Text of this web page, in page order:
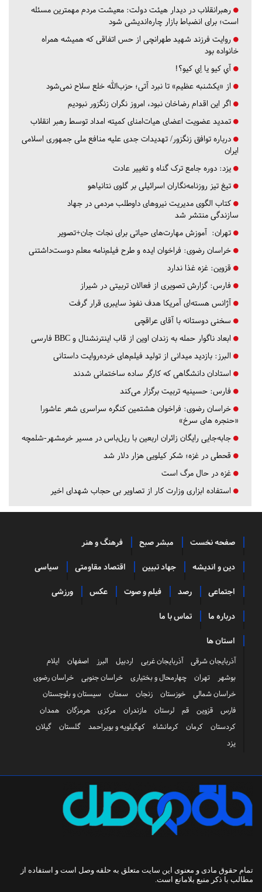
رهبرانقلاب در دیدار هیئت دولت: معیشت مردم مهمترین مسئله
است؛ برای انضباط بازار چاره‌اندیشی شود
روایت فرزند شهید طهرانچی از حس اتفاقی که همیشه همراه
خانواده بود
آي كيو يا اِي كيو؟!
از «یکشنبه عظیم» تا نبرد آتی؛ حزب‌الله خلع سلاح نمی‌شود
اگر این اقدام رضاخان نبود، امروز نگران زنگزور نبودیم
تمدید عضویت اعضای هیات‌امنای کمیته امداد توسط رهبر انقلاب
درباره توافق زنگزور/ تهدیدات جدی علیه منافع ملی جمهوری اسلامی
ایران
یزد: دوره جامع ترک گناه و تغییر عادت
تیغ تیز روزنامه‌نگاران اسرائیلی بر گلوی نتانیاهو
کتاب الگوی مدیریت نیروهای داوطلب مردمی در جهاد
سازندگی منتشر شد
تهران: آموزش مهارت‌های حیاتی برای نجات جان+تصویر
خراسان رضوی: فراخوان ایده و طرح فیلم‌نامه معلم دوست‌داشتنی
قزوین: غزه غذا ندارد
فارس: گزارش تصویری از فعالان تربیتی در شیراز
آژانس هسته‌ای آمریکا هدف نفوذ سایبری قرار گرفت
سخنی دوستانه با آقای عراقچی
ابعاد ناگوار حمله به زندان اوین از قاب اینترنشنال و BBC فارسی
البرز: بازدید میدانی از تولید فیلم‌های خرده‌روایت داستانی
استادان دانشگاهی که کارگر ساده ساختمانی شدند
فارس: حسینیه تربیت برگزار می‌کند
خراسان رضوی: فراخوان هشتمین کنگره سراسری شعر عاشورا
«حنجره های سرخ»
جابه‌جایی رایگان زائران اربعین با ریل‌باس در مسیر خرمشهر-شلمچه
قحطی در غزه؛ شکر کیلویی هزار دلار شد
غزه در حال مرگ است
استفاده ابزاری وزارت کار از تصاویر بی حجاب شهدای اخیر
صفحه نخست مبشر صبح فرهنگ و هنر
دین و اندیشه جهاد تبیین اقتصاد مقاومتی سیاسی
اجتماعی رصد فیلم و صوت عکس ورزشی
درباره ما تماس با ما
استان ها
آذربایجان شرقی آذربایجان غربی اردبیل البرز اصفهان
ایلام
بوشهر
تهران چهارمحال و بختیاری خراسان جنوبی
خراسان رضوی
خراسان شمالی
خوزستان زنجان سمنان
سیستان و بلوچستان
فارس
قزوین قم لرستان مازندران مرکزی هرمزگان
همدان
کردستان
کرمان کرمانشاه کهگیلویه و بویراحمد گلستان
گیلان
یزد
تمام حقوق مادی و معنوی این سایت متعلق به حلقه وصل است و استفاده از
مطالب با ذکر منبع بلامانع است.